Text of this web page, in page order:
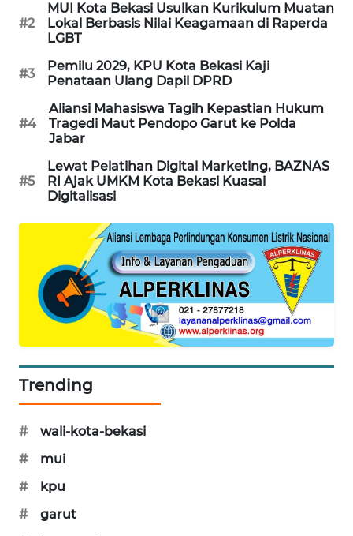
#2
MUI Kota Bekasi Usulkan Kurikulum Muatan
Lokal Berbasis Nilai Keagamaan di Raperda
LGBT
#3
Pemilu 2029, KPU Kota Bekasi Kaji
Penataan Ulang Dapil DPRD
#4
Aliansi Mahasiswa Tagih Kepastian Hukum
Tragedi Maut Pendopo Garut ke Polda
Jabar
#5
Lewat Pelatihan Digital Marketing, BAZNAS
RI Ajak UMKM Kota Bekasi Kuasai
Digitalisasi
Trending
#
wali-kota-bekasi
#
mui
#
kpu
#
garut
JURNAL
MARITIM
HUMBANG
NEWS
GARONGGANG
NEWS
FISUELRI
NEWS
CILEUNGSI
BERKAT
NEWS
BERAMPU
NEWS
ANUGERAH
NEWS